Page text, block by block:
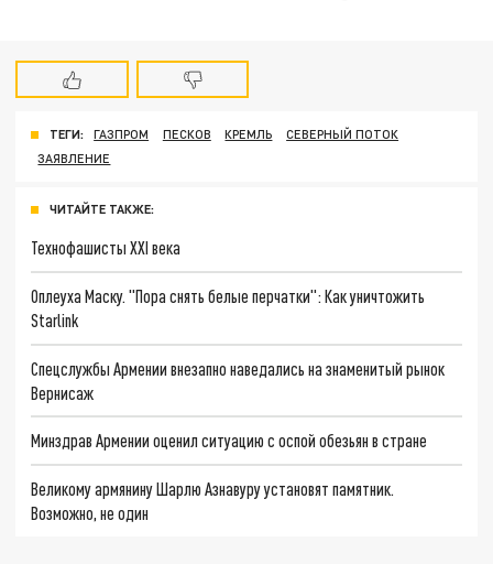
ТЕГИ: ГАЗПРОМ ПЕСКОВ КРЕМЛЬ
СЕВЕРНЫЙ ПОТОК
ЗАЯВЛЕНИЕ
ЧИТАЙТЕ ТАКЖЕ:
Технофашисты XXI века
Оплеуха Маску. "Пора снять белые перчатки": Как уничтожить
Starlink
Спецслужбы Армении внезапно наведались на знаменитый рынок
Вернисаж
Минздрав Армении оценил ситуацию с оспой обезьян в стране
Великому армянину Шарлю Азнавуру установят памятник.
Возможно, не один